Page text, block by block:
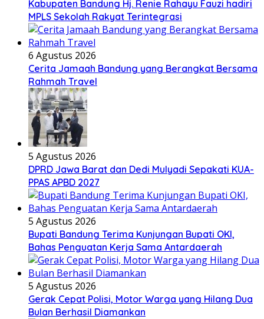
Kabupaten Bandung Hj. Renie Rahayu Fauzi hadiri
MPLS Sekolah Rakyat Terintegrasi
6 Agustus 2026
Cerita Jamaah Bandung yang Berangkat Bersama
Rahmah Travel
5 Agustus 2026
DPRD Jawa Barat dan Dedi Mulyadi Sepakati KUA-
PPAS APBD 2027
5 Agustus 2026
Bupati Bandung Terima Kunjungan Bupati OKI,
Bahas Penguatan Kerja Sama Antardaerah
5 Agustus 2026
Gerak Cepat Polisi, Motor Warga yang Hilang Dua
Bulan Berhasil Diamankan